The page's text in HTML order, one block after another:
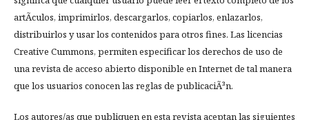
artÃ­culos, imprimirlos, descargarlos, copiarlos, enlazarlos,
distribuirlos y usar los contenidos para otros fines. Las licencias
Creative Cummons, permiten especificar los derechos de uso de
una revista de acceso abierto disponible en Internet de tal manera
que los usuarios conocen las reglas de publicaciÃ³n.
Los autores/as que publiquen en esta revista aceptan las siguientes